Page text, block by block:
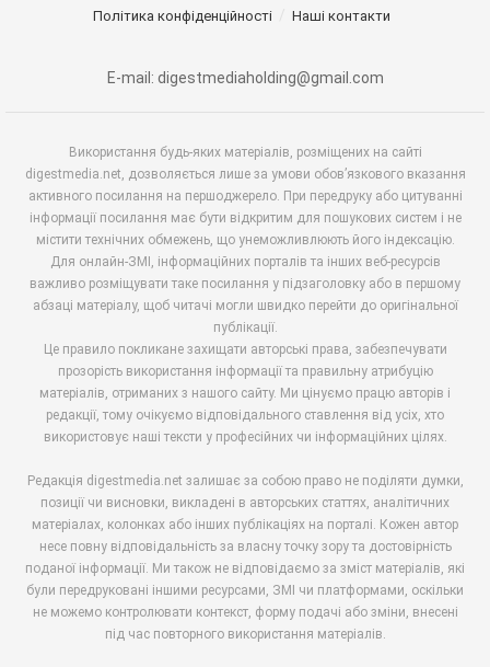
Політика конфіденційності
Наші контакти
E-mail: digestmediaholding@gmail.com
Використання будь-яких матеріалів, розміщених на сайті
digestmedia.net, дозволяється лише за умови обов’язкового вказання
активного посилання на першоджерело. При передруку або цитуванні
інформації посилання має бути відкритим для пошукових систем і не
містити технічних обмежень, що унеможливлюють його індексацію.
Для онлайн-ЗМІ, інформаційних порталів та інших веб-ресурсів
важливо розміщувати таке посилання у підзаголовку або в першому
абзаці матеріалу, щоб читачі могли швидко перейти до оригінальної
публікації.
Це правило покликане захищати авторські права, забезпечувати
прозорість використання інформації та правильну атрибуцію
матеріалів, отриманих з нашого сайту. Ми цінуємо працю авторів і
редакції, тому очікуємо відповідального ставлення від усіх, хто
використовує наші тексти у професійних чи інформаційних цілях.
Редакція digestmedia.net залишає за собою право не поділяти думки,
позиції чи висновки, викладені в авторських статтях, аналітичних
матеріалах, колонках або інших публікаціях на порталі. Кожен автор
несе повну відповідальність за власну точку зору та достовірність
поданої інформації. Ми також не відповідаємо за зміст матеріалів, які
були передруковані іншими ресурсами, ЗМІ чи платформами, оскільки
не можемо контролювати контекст, форму подачі або зміни, внесені
під час повторного використання матеріалів.